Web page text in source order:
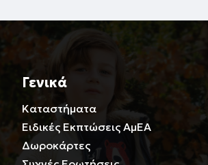
Γενικά
Καταστήματα
Ειδικές Εκπτώσεις ΑμΕΑ
Δωροκάρτες